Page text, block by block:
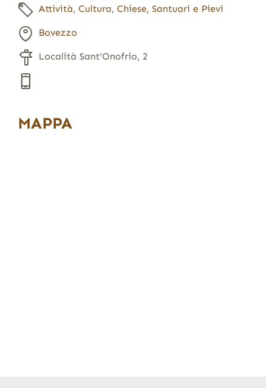
Attività, Cultura, Chiese, Santuari e Pievi
Bovezzo
Località Sant'Onofrio, 2
MAPPA